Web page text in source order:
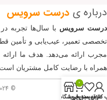
درباره ی درست سرویس
درست سرویس با سال‌ها تجربه
تخصصی تعمیر، عیب‌یابی و تأمین
مجرب ارائه می‌دهد. هدف ما
همراه با رضایت کامل مشتریان
© 2024 طراحی شده توسط
من
علاقه مندی
0
سبد خرید
فروشگاه